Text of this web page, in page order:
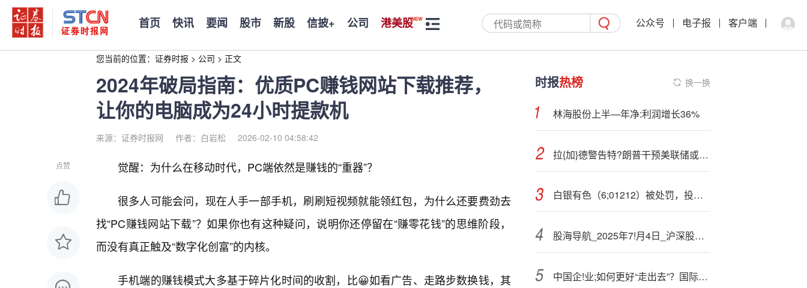
首页 快讯 要闻 股市 新股 信披+ 公司 港美股 公众号 电子报 客户端
您当前的位置： 证券时报 > 公司 > 正文
2024年破局指南：优质PC赚钱网站下载推荐，
让你的电脑成为24小时提款机
来源：证券时报网 作者：白岩松 2026-02-10 04:58:42
点赞 觉醒：为什么在移动时代，PC端依然是赚钱的“重器”？
很多人可能会问，现在人手一部手机，刷刷短视频就能领红包，为什么还要费劲去
找“PC赚钱网站下载”？如果你也有这种疑问，说明你还停留在“赚零花钱”的思维阶段，
而没有真正触及“数字化创富”的内核。
手机端的赚钱模式大多基于碎片化时间的收割，比😀如看广告、走路步数换钱，其
时报热榜 换一换
林海股份上半—年净:利润增长36%
拉{加}德警告特?朗普干预美联储或危及全球经济
白银有色（6;01212）被处罚，投资者索赔分析
股海导航_2025年7!月4日_沪深股市公告与交易提示
中国企!业;如何更好“走出去”？国际能源转型学会会长孙贤胜：强强联合、一站式服务、做好“卖绿”